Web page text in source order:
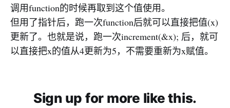
调用function的时候再取到这个值使用。
但用了指针后，跑一次function后就可以直接把值(x)
更新了。也就是说，跑一次increment(&x); 后，就可
以直接把x的值从4更新为5，不需要重新为x赋值。
Sign up for more like this.